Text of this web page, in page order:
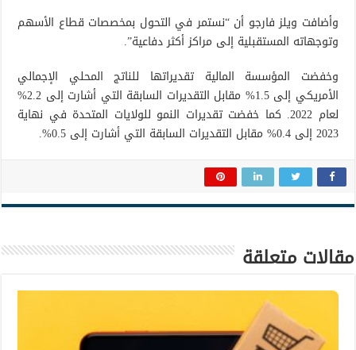
وأضافت ويلز فارجو أن “نستمر في التحول بمخصصات قطاع الأسهم
وتوجهاته المستقبلية إلى مراكز أكثر دفاعية”.
وخفضت المؤسسة المالية تقديراتها للناتج المحلي الإجمالي
الأمريكي إلى 1.5% مقابل التقديرات السابقة التي أشارت إلى 2.2%
لعام 2022. كما خفضت تقديرات النمو للولايات المتحدة في نهاية
2023 إلى 0.4% مقابل التقديرات السابقة التي أشارت إلى 0.5%.
مقالات متعلقة